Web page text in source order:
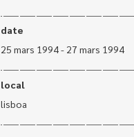
date
25 mars 1994 - 27 mars 1994
local
lisboa